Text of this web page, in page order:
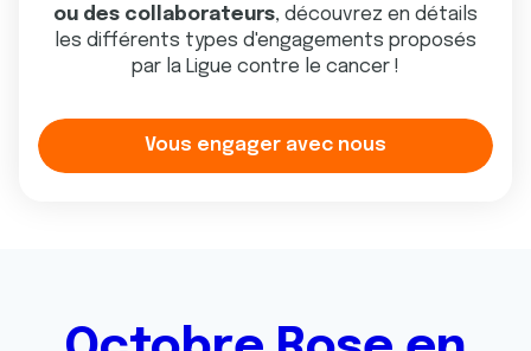
ou des collaborateurs, découvrez en détails
les différents types d'engagements proposés
par la Ligue contre le cancer !
Vous engager avec nous